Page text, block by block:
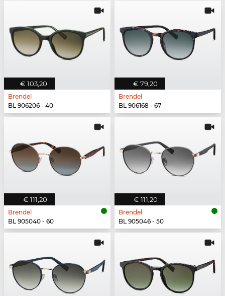
€ 103,20
Brendel
BL 906206 - 40
€ 79,20
Brendel
BL 906168 - 67
€ 111,20
Brendel
BL 905040 - 60
€ 111,20
Brendel
BL 905046 - 50